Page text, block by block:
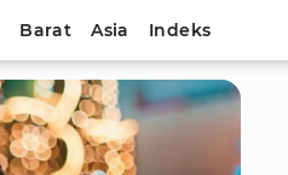
Barat Asia Indeks